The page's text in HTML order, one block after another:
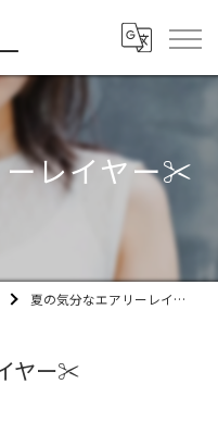
ーレイヤー✂️
夏の気分なエアリーレイヤー✂️
ヤー✂️